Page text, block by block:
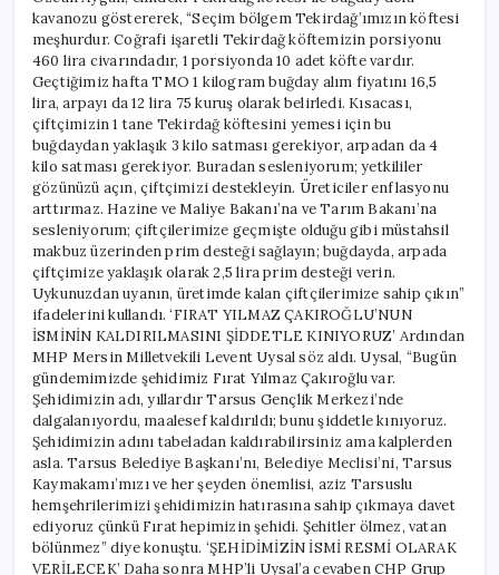
kavanozu göstererek, “Seçim bölgem Tekirdağ’ımızın köftesi
meşhurdur. Coğrafi işaretli Tekirdağ köftemizin porsiyonu
460 lira civarındadır, 1 porsiyonda 10 adet köfte vardır.
Geçtiğimiz hafta TMO 1 kilogram buğday alım fiyatını 16,5
lira, arpayı da 12 lira 75 kuruş olarak belirledi. Kısacası,
çiftçimizin 1 tane Tekirdağ köftesini yemesi için bu
buğdaydan yaklaşık 3 kilo satması gerekiyor, arpadan da 4
kilo satması gerekiyor. Buradan sesleniyorum; yetkililer
gözünüzü açın, çiftçimizi destekleyin. Üreticiler enflasyonu
arttırmaz. Hazine ve Maliye Bakanı’na ve Tarım Bakanı’na
sesleniyorum; çiftçilerimize geçmişte olduğu gibi müstahsil
makbuz üzerinden prim desteği sağlayın; buğdayda, arpada
çiftçimize yaklaşık olarak 2,5 lira prim desteği verin.
Uykunuzdan uyanın, üretimde kalan çiftçilerimize sahip çıkın”
ifadelerini kullandı. ‘FIRAT YILMAZ ÇAKIROĞLU’NUN
İSMİNİN KALDIRILMASINI ŞİDDETLE KINIYORUZ’ Ardından
MHP Mersin Milletvekili Levent Uysal söz aldı. Uysal, “Bugün
gündemimizde şehidimiz Fırat Yılmaz Çakıroğlu var.
Şehidimizin adı, yıllardır Tarsus Gençlik Merkezi’nde
dalgalanıyordu, maalesef kaldırıldı; bunu şiddetle kınıyoruz.
Şehidimizin adını tabeladan kaldırabilirsiniz ama kalplerden
asla. Tarsus Belediye Başkanı’nı, Belediye Meclisi’ni, Tarsus
Kaymakamı’mızı ve her şeyden önemlisi, aziz Tarsuslu
hemşehrilerimizi şehidimizin hatırasına sahip çıkmaya davet
ediyoruz çünkü Fırat hepimizin şehidi. Şehitler ölmez, vatan
bölünmez” diye konuştu. ‘ŞEHİDİMİZİN İSMİ RESMİ OLARAK
VERİLECEK’ Daha sonra MHP’li Uysal’a cevaben CHP Grup